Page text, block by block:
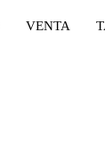
VENTA